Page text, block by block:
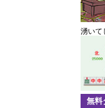
湧いて
無料